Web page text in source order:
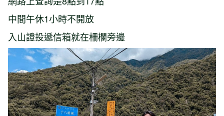
中間午休1小時不開放
入山證投遞信箱就在柵欄旁邊